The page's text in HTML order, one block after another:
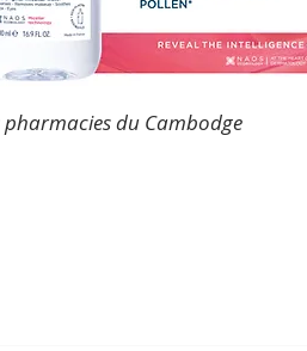
du Cambodge